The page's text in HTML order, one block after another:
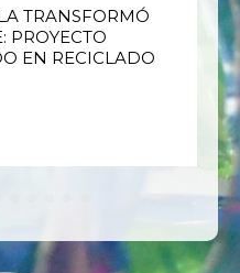
TRANSFORMÓ
PROYECTO
EN RECICLADO